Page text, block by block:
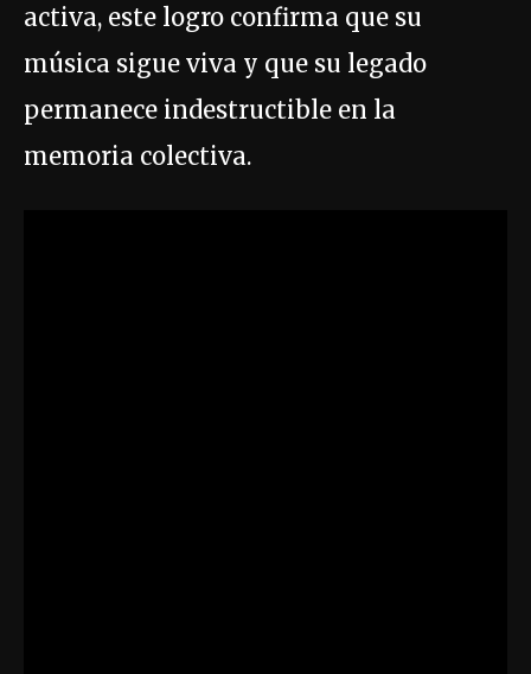
activa, este logro confirma que su
música sigue viva y que su legado
permanece indestructible en la
memoria colectiva.